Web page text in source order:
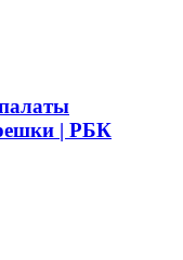
| РБК